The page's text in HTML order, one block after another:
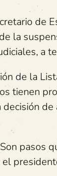
de
la
a
de la
tienen
pasos